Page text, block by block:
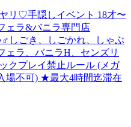
リ♡手隠しイベント 18才〜
ェラ&バニラ専門店
ごき、しごかれ、しゃぶ
ラ、バニラH、センズリ
クプレイ禁止ルール (メガ
場不可) ★最大4時間迄滞在